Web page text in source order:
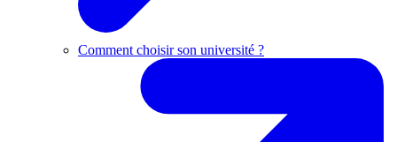
Comment choisir son université ?